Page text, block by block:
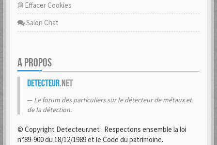
Effacer Cookies
Salon Chat
A PROPOS
Detecteur.net
Le forum des particuliers sur le détecteur de métaux et
de la détection.
© Copyright Detecteur.net . Respectons ensemble la loi
n°89-900 du 18/12/1989 et le Code du patrimoine.